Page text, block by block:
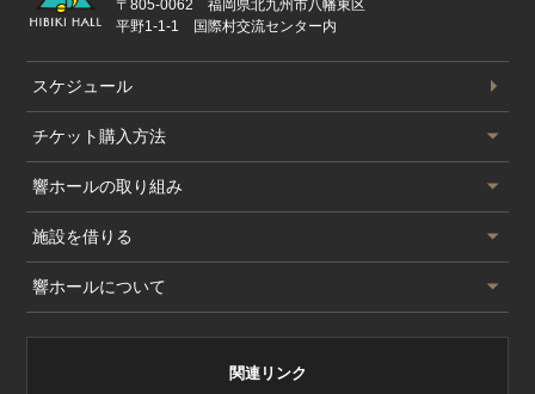
〒805-0062 福岡県北九州市八幡東区
平野1-1-1 国際村交流センター内
スケジュール
公演スケジュール
チケット購入方法
チケット購入方法
サービス一覧
情報誌Q
響ホールの取り組み
響ホールの取り組み
北九州国際音楽祭
北九州市少年少女合唱団
施設を借りる
施設を借りる
大ホール
響ホールについて
関連リンク